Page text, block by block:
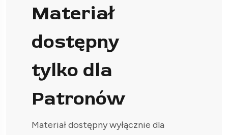
Materiał
dostępny
tylko dla
Patronów
Materiał dostępny wyłącznie dla